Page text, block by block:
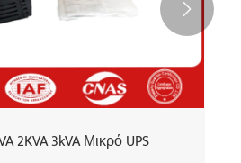
2KVA 3kVA Μικρό UPS
